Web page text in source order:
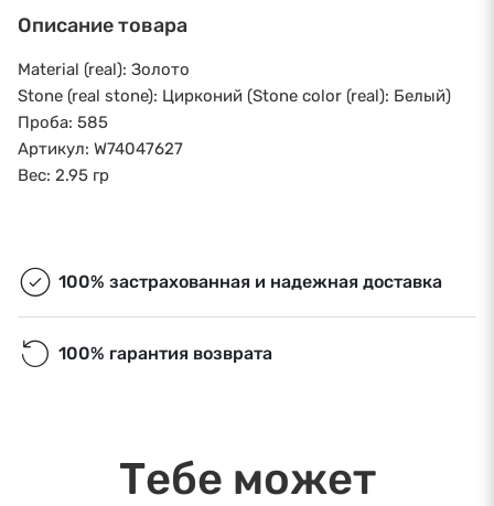
Описание товара
Material (real): Золото
Stone (real stone): Цирконий (Stone color (real): Белый)
Проба: 585
Артикул: W74047627
Вес: 2.95 гр
100% застрахованная и надежная доставка
100% гарантия возврата
Тебе может